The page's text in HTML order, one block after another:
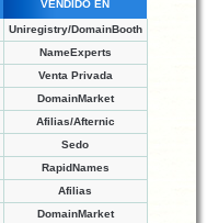
VENDIDO EN
Uniregistry/DomainBooth
NameExperts
Venta Privada
DomainMarket
Afilias/Afternic
Sedo
RapidNames
Afilias
DomainMarket